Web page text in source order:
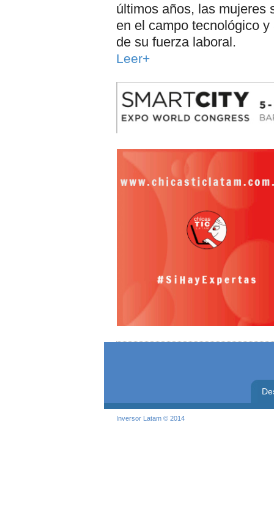
últimos años, las mujeres
en el campo tecnológico
de su fuerza laboral.
Leer+
Inversor Latam © 2014